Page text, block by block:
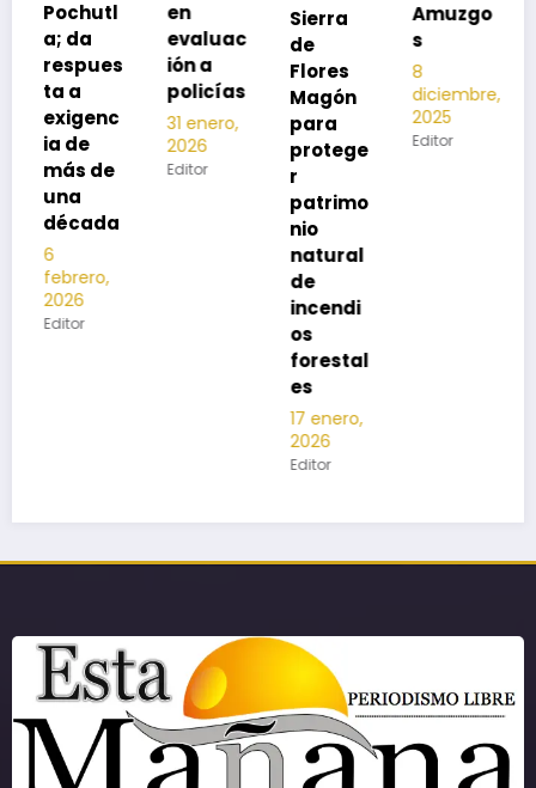
en
evaluac
ión a
policías
31 enero,
2026
Editor
Sierra
de
Flores
Magón
para
protege
r
Amuzgo
s
8
diciembre,
2025
Editor
ía
2025
Editor